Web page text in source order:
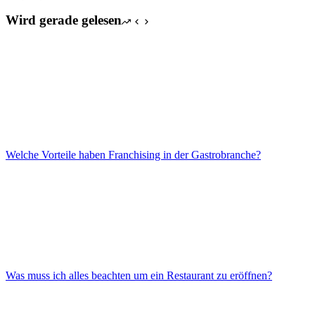
Wird gerade gelesen
Welche Vorteile haben Franchising in der Gastrobranche?
Was muss ich alles beachten um ein Restaurant zu eröffnen?